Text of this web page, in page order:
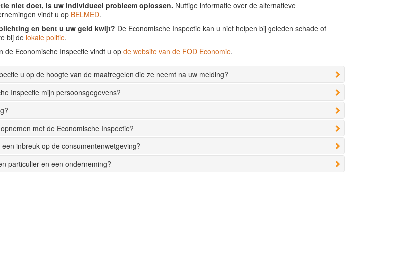
niet doet, is uw individueel probleem oplossen. Nuttige informatie over de alternatieve
vindt u op BELMED.
en bent u uw geld kwijt? De Economische Inspectie kan u niet helpen bij geleden schade of
bij de lokale politie.
de Economische Inspectie vindt u op de website van de FOD Economie.
u op de hoogte van de maatregelen die ze neemt na uw melding?
Inspectie mijn persoonsgegevens?
met de Economische Inspectie?
inbreuk op de consumentenwetgeving?
particulier en een onderneming?